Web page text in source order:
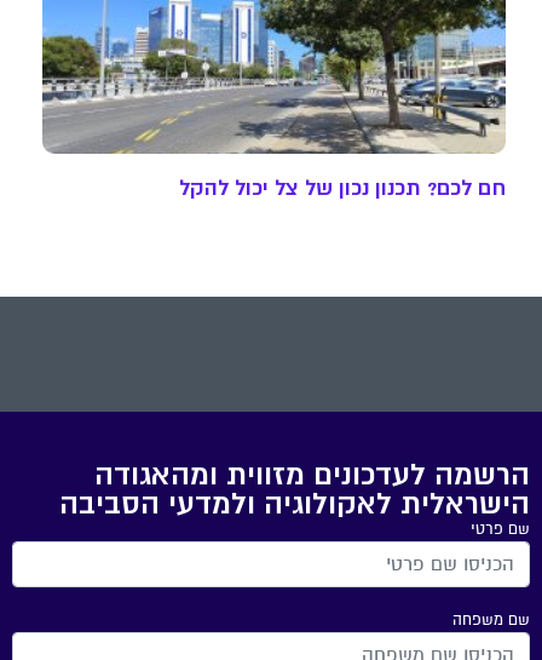
חם לכם? תכנון נכון של צל יכול להקל
הרשמה לעדכונים מזווית ומהאגודה
הישראלית לאקולוגיה ולמדעי הסביבה
שם פרטי
שם משפחה